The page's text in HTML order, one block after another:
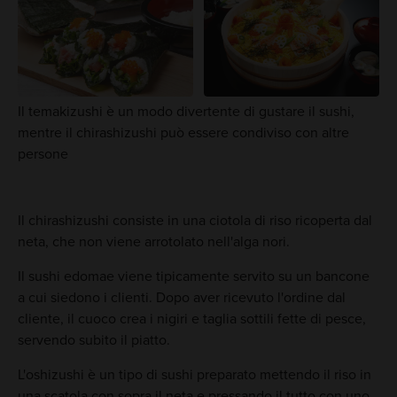
Il temakizushi è un modo divertente di gustare il sushi,
mentre il chirashizushi può essere condiviso con altre
persone
Il chirashizushi consiste in una ciotola di riso ricoperta dal
neta, che non viene arrotolato nell'alga nori.
Il sushi edomae viene tipicamente servito su un bancone
a cui siedono i clienti. Dopo aver ricevuto l'ordine dal
cliente, il cuoco crea i nigiri e taglia sottili fette di pesce,
servendo subito il piatto.
L'oshizushi è un tipo di sushi preparato mettendo il riso in